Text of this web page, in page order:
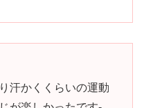
汗かくくらいの運動